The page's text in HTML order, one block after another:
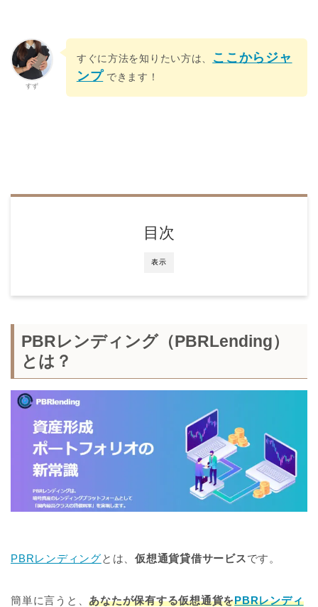
すず
すぐに方法を知りたい方は、
ここからジャ
ンプ できます！
表示
目次
PBRレンディング（PBRLending）
とは？
PBRレンディングとは、仮想通貨貸借サービスです。
簡単に言うと、あなたが保有する仮想通貨をPBRレンディ